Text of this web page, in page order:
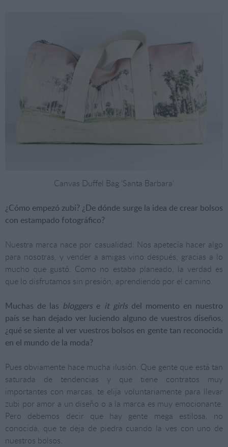
Canvas Duffel Bag ‘Santa Barbara’
¿Cómo empezó zubi? ¿De dónde surge la idea de crear bolsos
con estampado fotográfico?
Nuestra marca nace por casualidad. Nos apetecía hacer algo
para nosotras, y vender a amigas vino después, gracias a lo
mucho que gustó. Como no estaba planeado, la verdad es
que lo disfrutamos sin presión, aprendiendo por el camino.
Muchas de las bloggerse it girlsdel momento en nuestro
país se han dejado ver luciendo alguno de vuestros diseños,
¿qué se siente al ver vuestros bolsos en gente tan reconocida
en el mundo de la moda?
Pues obviamente hace mucha ilusión. Que gente que está tan
saturada de tendencias y que tiene contratos muy
importantes con marcas, te elija voluntariamente para llevar
zubi por amor a un diseño o a la marca es muy emocionante.
Pero debemos decir que hay gente mega estilosa, no
conocida, que te deja de piedra cuando la ves con uno de
nuestros bolsos.